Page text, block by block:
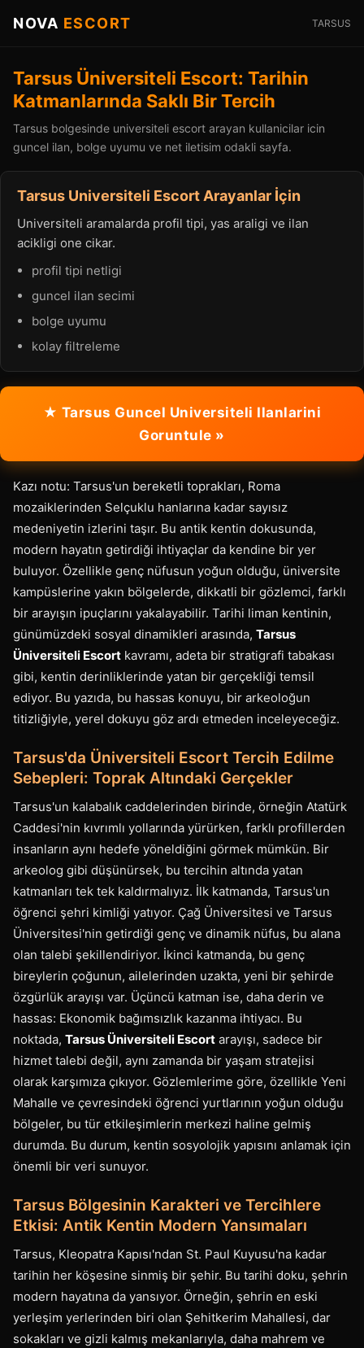
NOVA ESCORT TARSUS
Tarsus Üniversiteli Escort: Tarihin
Katmanlarında Saklı Bir Tercih
Tarsus bolgesinde universiteli escort arayan kullanicilar icin
guncel ilan, bolge uyumu ve net iletisim odakli sayfa.
Tarsus Universiteli Escort Arayanlar İçin
Universiteli aramalarda profil tipi, yas araligi ve ilan
acikligi one cikar.
profil tipi netligi
guncel ilan secimi
bolge uyumu
kolay filtreleme
★ Tarsus Guncel Universiteli Ilanlarini
Goruntule »
Kazı notu: Tarsus'un bereketli toprakları, Roma
mozaiklerinden Selçuklu hanlarına kadar sayısız
medeniyetin izlerini taşır. Bu antik kentin dokusunda,
modern hayatın getirdiği ihtiyaçlar da kendine bir yer
buluyor. Özellikle genç nüfusun yoğun olduğu, üniversite
kampüslerine yakın bölgelerde, dikkatli bir gözlemci, farklı
bir arayışın ipuçlarını yakalayabilir. Tarihi liman kentinin,
günümüzdeki sosyal dinamikleri arasında, Tarsus
Üniversiteli Escort kavramı, adeta bir stratigrafi tabakası
gibi, kentin derinliklerinde yatan bir gerçekliği temsil
ediyor. Bu yazıda, bu hassas konuyu, bir arkeoloğun
titizliğiyle, yerel dokuyu göz ardı etmeden inceleyeceğiz.
Tarsus'da Üniversiteli Escort Tercih Edilme
Sebepleri: Toprak Altındaki Gerçekler
Tarsus'un kalabalık caddelerinden birinde, örneğin Atatürk
Caddesi'nin kıvrımlı yollarında yürürken, farklı profillerden
insanların aynı hedefe yöneldiğini görmek mümkün. Bir
arkeolog gibi düşünürsek, bu tercihin altında yatan
katmanları tek tek kaldırmalıyız. İlk katmanda, Tarsus'un
öğrenci şehri kimliği yatıyor. Çağ Üniversitesi ve Tarsus
Üniversitesi'nin getirdiği genç ve dinamik nüfus, bu alana
olan talebi şekillendiriyor. İkinci katmanda, bu genç
bireylerin çoğunun, ailelerinden uzakta, yeni bir şehirde
özgürlük arayışı var. Üçüncü katman ise, daha derin ve
hassas: Ekonomik bağımsızlık kazanma ihtiyacı. Bu
noktada, Tarsus Üniversiteli Escort arayışı, sadece bir
hizmet talebi değil, aynı zamanda bir yaşam stratejisi
olarak karşımıza çıkıyor. Gözlemlerime göre, özellikle Yeni
Mahalle ve çevresindeki öğrenci yurtlarının yoğun olduğu
bölgeler, bu tür etkileşimlerin merkezi haline gelmiş
durumda. Bu durum, kentin sosyolojik yapısını anlamak için
önemli bir veri sunuyor.
Tarsus Bölgesinin Karakteri ve Tercihlere
Etkisi: Antik Kentin Modern Yansımaları
Tarsus, Kleopatra Kapısı'ndan St. Paul Kuyusu'na kadar
tarihin her köşesine sinmiş bir şehir. Bu tarihi doku, şehrin
modern hayatına da yansıyor. Örneğin, şehrin en eski
yerleşim yerlerinden biri olan Şehitkerim Mahallesi, dar
sokakları ve gizli kalmış mekanlarıyla, daha mahrem ve